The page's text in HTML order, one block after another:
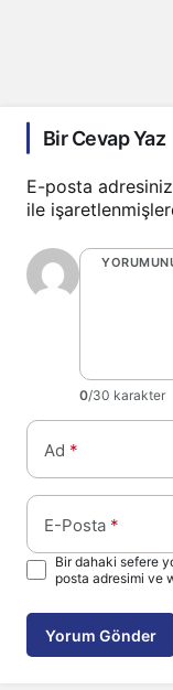
Bir Cevap Yaz
E-posta
ile
0/30 karakter
Ad *
E-Posta *
Bir dahaki sefere
posta adresimi ve
Yorum Gönder